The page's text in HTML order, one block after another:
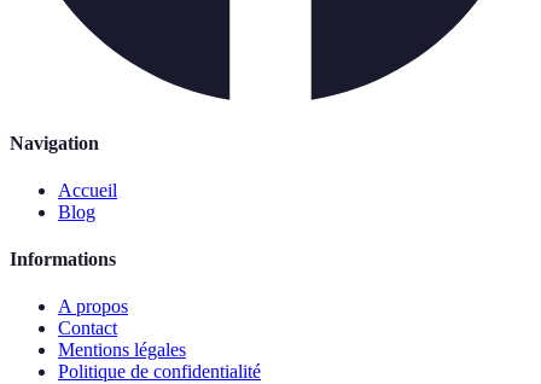
Navigation
Accueil
Blog
Informations
A propos
Contact
Mentions légales
Politique de confidentialité